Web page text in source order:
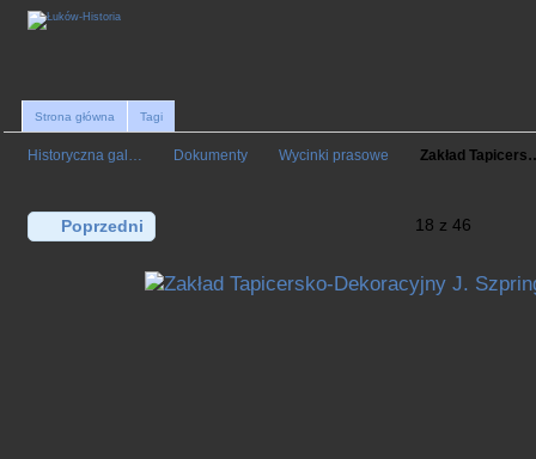
Strona główna Tagi
Historyczna gal… Dokumenty Wycinki prasowe Zakład
Poprzedni 18 z 46